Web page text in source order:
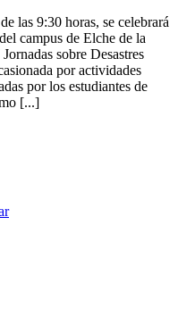
las 9:30 horas, se celebrará
campus de Elche de la
sobre Desastres
por actividades
por los estudiantes de
[...]